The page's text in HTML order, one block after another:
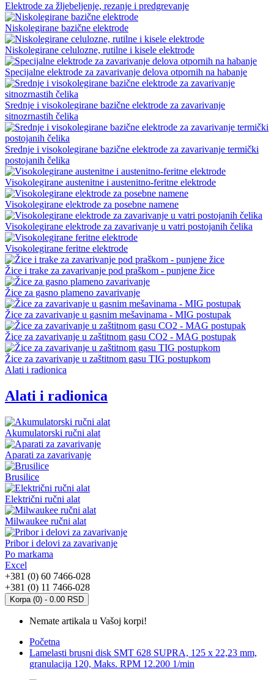
Elektrode za žljebeljenje, rezanje i predgrevanje
Niskolegirane bazične elektrode
Niskolegirane celulozne, rutilne i kisele elektrode
Specijalne elektrode za zavarivanje delova otpornih na habanje
Srednje i visokolegirane bazične elektrode za zavarivanje
sitnozrnastih čelika
Srednje i visokolegirane bazične elektrode za zavarivanje termički
postojanih čelika
Visokolegirane austenitne i austenitno-feritne elektrode
Visokolegirane elektrode za posebne namene
Visokolegirane elektrode za zavarivanje u vatri postojanih čelika
Visokolegirane feritne elektrode
Žice i trake za zavarivanje pod praškom - punjene žice
Žice za gasno plameno zavarivanje
Žice za zavarivanje u gasnim mešavinama - MIG postupak
Žice za zavarivanje u zaštitnom gasu CO2 - MAG postupak
Žice za zavarivanje u zaštitnom gasu TIG postupkom
Alati i radionica
Alati i radionica
Akumulatorski ručni alat
Aparati za zavarivanje
Brusilice
Električni ručni alat
Milwaukee ručni alat
Pribor i delovi za zavarivanje
Po markama
Excel
+381 (0) 60 7466-028
+381 (0) 11 7466-028
Korpa (0) - 0.00 RSD
Nemate artikala u Vašoj korpi!
Početna
Lamelasti brusni disk SMT 628 SUPRA, 125 x 22,23 mm,
granulacija 120, Maks. RPM 12.200 1/min